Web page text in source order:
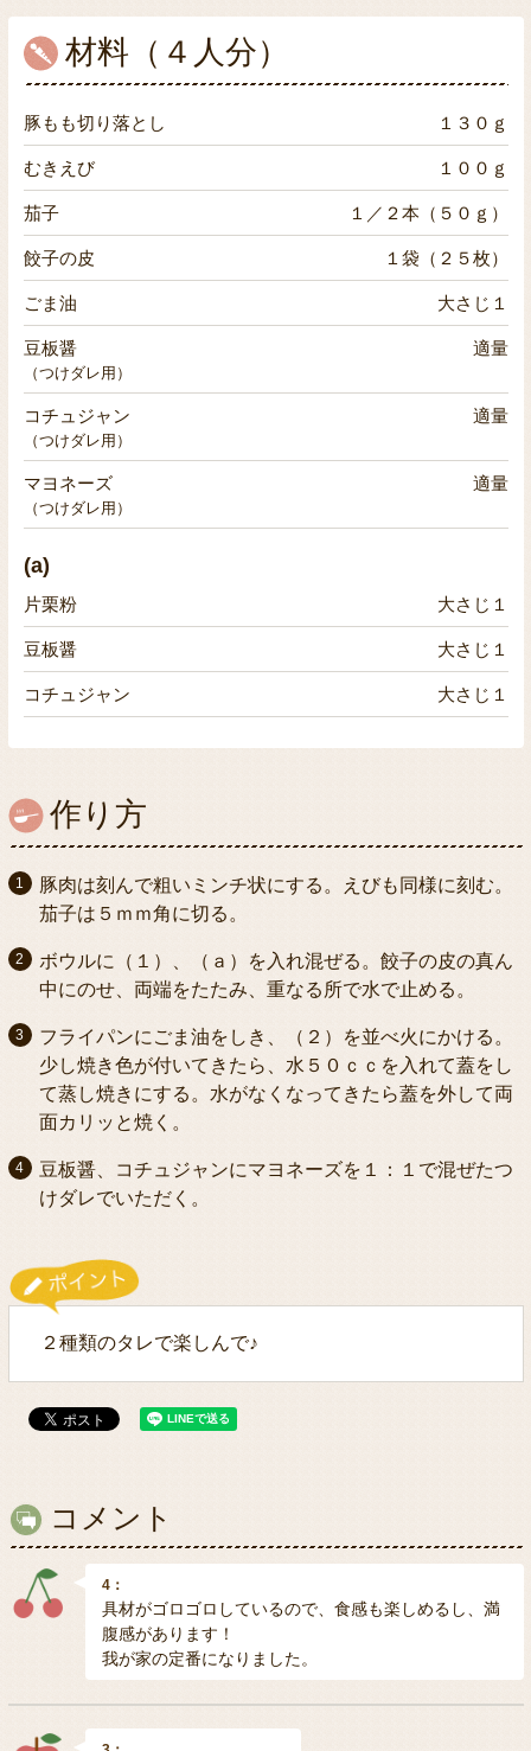
材料（４人分）
豚もも切り落とし １３０ｇ
むきえび １００ｇ
茄子 １／２本（５０ｇ）
餃子の皮 １袋（２５枚）
ごま油 大さじ１
豆板醤 適量
（つけダレ用）
コチュジャン 適量
（つけダレ用）
マヨネーズ 適量
（つけダレ用）
(a)
片栗粉 大さじ１
豆板醤 大さじ１
コチュジャン 大さじ１
作り方
豚肉は刻んで粗いミンチ状にする。えびも同様に刻む。
茄子は５ｍｍ角に切る。
ボウルに（１）、（ａ）を入れ混ぜる。餃子の皮の真ん
中にのせ、両端をたたみ、重なる所で水で止める。
フライパンにごま油をしき、（２）を並べ火にかける。
少し焼き色が付いてきたら、水５０ｃｃを入れて蓋をし
て蒸し焼きにする。水がなくなってきたら蓋を外して両
面カリッと焼く。
豆板醤、コチュジャンにマヨネーズを１：１で混ぜたつ
けダレでいただく。
２種類のタレで楽しんで♪
コメント
4：
具材がゴロゴロしているので、食感も楽しめるし、満
腹感があります！
我が家の定番になりました。